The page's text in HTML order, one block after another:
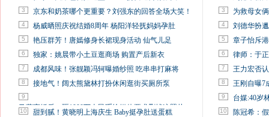
3 京东和奶茶哪个更重要？刘强东的回答全场大笑！
4 杨威晒照庆祝结婚8周年 杨阳洋轻抚妈妈孕肚
5 艳压群芳！唐嫣修身长裙现身活动 仙气儿足
6 独家：姚晨带小土豆逛商场 购置产后新衣
7 成都风味！张靓颖冯轲曝婚纱照 吃串串打麻将
8 接地气！阔太熊黛林打扮休闲逛街买厕所泵
9
马蓉离婚后，砸1000万人民币给媒体要求删掉这照片
10 甜到腻！黄晓明上海庆生 Baby挺孕肚送蛋糕
3 为救母女
4 刘德华扮
5 章子怡斥
6 律师：于
7 王力宏否
8 王刚自曝7
9 台媒:40岁
10 陈冠希：